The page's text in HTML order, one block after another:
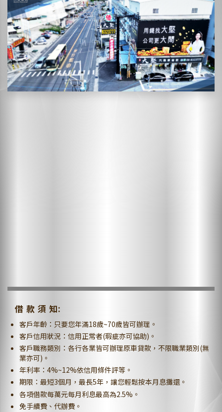
借 款 須 知:
客戶年齡：只要您年滿18歲~70歲皆可辦理。
客戶信用狀況：信用正常者(瑕疵亦可協助)。
客戶職務類別：各行各業皆可辦理原車貸款，不限職業類別(無
業亦可)。
年利率：4%~12%依信用條件評等。
期限：最短3個月，最長5年，讓您輕鬆按本月息攤還。
各項借款每萬元每月利息最高為2.5%。
免手續費、代辦費。